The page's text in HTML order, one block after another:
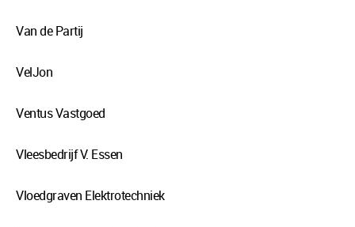
Van de Partij
VelJon
Ventus Vastgoed
Vleesbedrijf V. Essen
Vloedgraven Elektrotechniek